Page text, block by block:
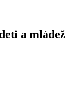
a mládež